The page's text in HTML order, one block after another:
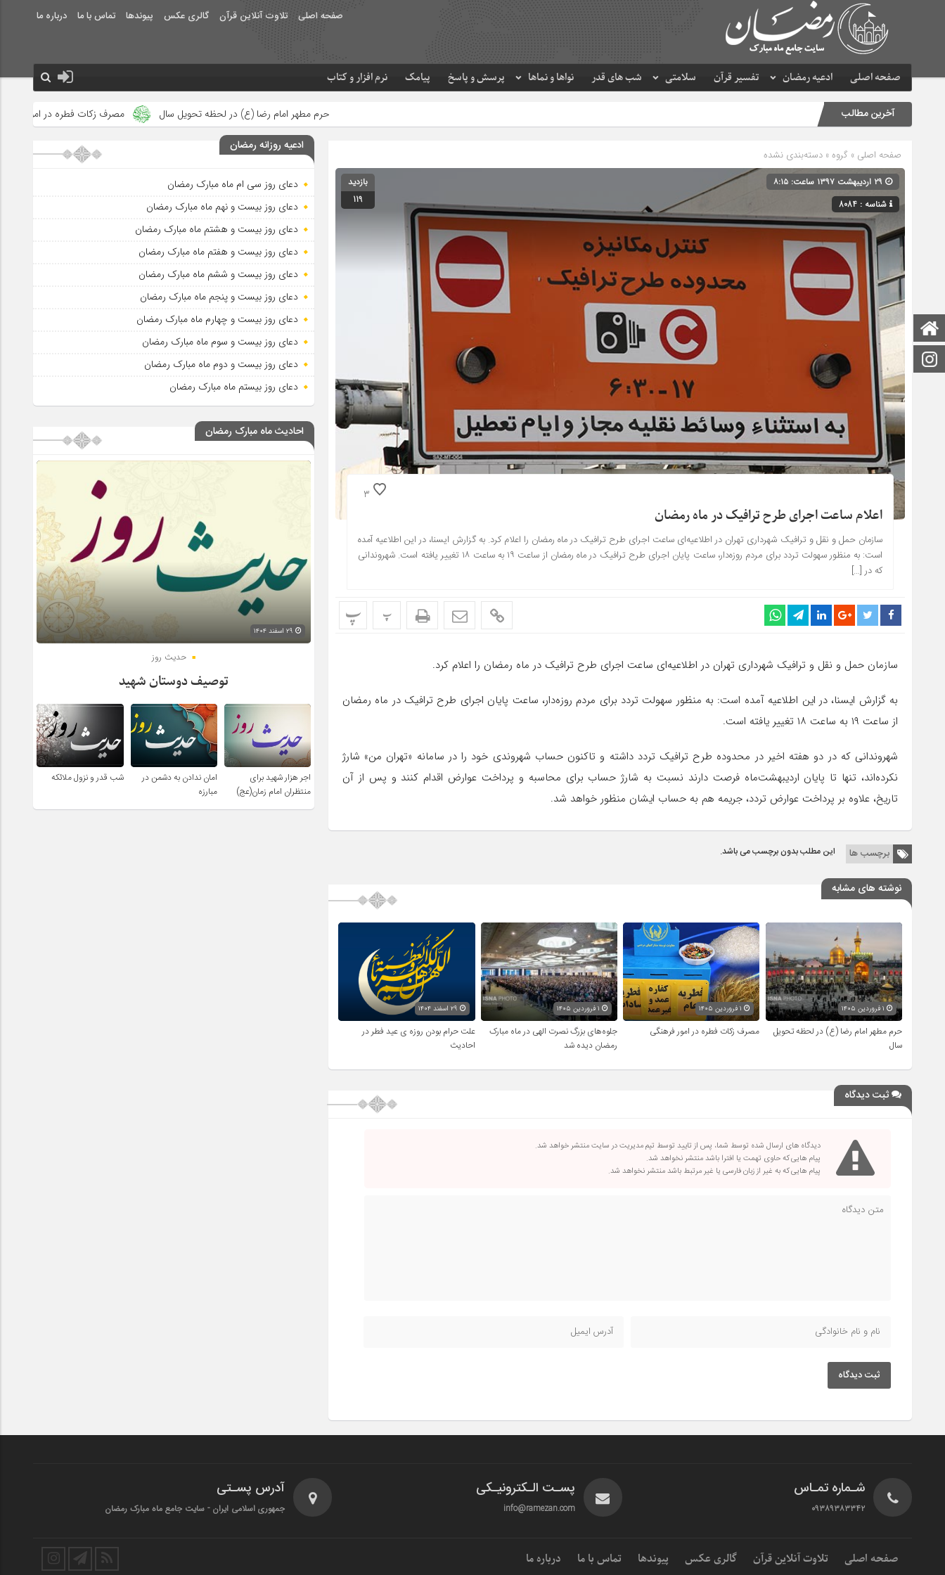
صفحه اصلی تلاوت آنلاین قرآن گالری عکس پیوندها تماس با ما درباره ما
صفحه اصلی ادعیه رمضان تفسیر قرآن سلامتی شب های قدر نواها و نماها پرسش و پاسخ پیامک نرم افزار و کتاب
صفحه اصلی
اینستاگرام
آخرین مطالب حرم مطهر امام رضا (ع) در لحظه تحویل سال مصرف زکات فطره در امور فرهنگی جلوه‌های
صفحه اصلی » گروه » دسته‌بندی نشده
شناسه : 8084
بازدید
119
3
اعلام ساعت اجرای طرح ترافیک در ماه رمضان
سازمان حمل و نقل و ترافیک شهرداری تهران در اطلاعیه‌ای ساعت اجرای طرح ترافیک در ماه رمضان را اعلام کرد. به گزارش ایسنا، در این اطلاعیه آمده
است: به منظور سهولت تردد برای مردم روزه‌دار، ساعت پایان اجرای طرح ترافیک در ماه رمضان از ساعت ۱۹ به ساعت ۱۸ تغییر یافته است. شهروندانی
که در […]
پ پ
سازمان حمل و نقل و ترافیک شهرداری تهران در اطلاعیه‌ای ساعت اجرای طرح ترافیک در ماه رمضان را اعلام کرد.
به گزارش ایسنا، در این اطلاعیه آمده است: به منظور سهولت تردد برای مردم روزه‌دار، ساعت پایان اجرای طرح ترافیک در ماه رمضان
از ساعت ۱۹ به ساعت ۱۸ تغییر یافته است.
شهروندانی که در دو هفته اخیر در محدوده طرح ترافیک تردد داشته و تاکنون حساب شهروندی خود را در سامانه «تهران من» شارژ
نکرده‌اند، تنها تا پایان اردیبهشت‌ماه فرصت دارند نسبت به شارژ حساب برای محاسبه و پرداخت عوارض اقدام کنند و پس از آن
تاریخ، علاوه بر پرداخت عوارض تردد، جریمه هم به حساب ایشان منظور خواهد شد.
برچسب ها این مطلب بدون برچسب می باشد.
نوشته های مشابه
حرم مطهر امام رضا (ع) در لحظه تحویل
سال
۱ فروردین ۱۴۰۵
مصرف زکات فطره در امور فرهنگی
جلوه‌های بزرگ نصرت الهی در ماه مبارک
رمضان دیده شد
علت حرام بودن روزه ی عید فطر در
احادیث
ثبت دیدگاه
دیدگاه های ارسال شده توسط شما، پس از تایید توسط تیم مدیریت در سایت منتشر خواهد شد.
پیام هایی که حاوی تهمت یا افترا باشد منتشر نخواهد شد.
پیام هایی که به غیر از زبان فارسی یا غیر مرتبط باشد منتشر نخواهد شد.
ثبت دیدگاه
ادعیه روزانه رمضان
دعای روز سی ام ماه مبارک رمضان
دعای روز بیست و نهم ماه مبارک رمضان
دعای روز بیست و هشتم ماه مبارک رمضان
دعای روز بیست و هفتم ماه مبارک رمضان
دعای روز بیست و ششم ماه مبارک رمضان
دعای روز بیست و پنجم ماه مبارک رمضان
دعای روز بیست و چهارم ماه مبارک رمضان
دعای روز بیست و سوم ماه مبارک رمضان
دعای روز بیست و دوم ماه مبارک رمضان
دعای روز بیستم ماه مبارک رمضان
احادیث ماه مبارک رمضان
حدیث روز
توصیف دوستان شهید
اجر هزار شهید برای
منتظران امام زمان(عج)
امان ندادن به دشمن در
مبارزه
شب قدر و نزول ملائکه
شـماره تمـاس
۰۹۳۸۹۳۸۳۳۴۲
پسـت الـکترونیـکی
info@ramezan.com
آدرس پسـتی
جمهوری اسلامی ایران - سایت جامع ماه مبارک رمضان
صفحه اصلی تلاوت آنلاین قرآن گالری عکس پیوندها تماس با ما درباره ما